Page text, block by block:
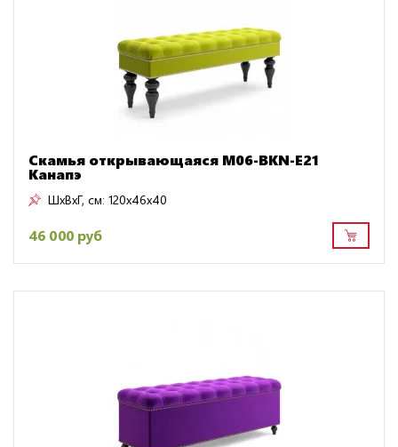
Скамья открывающаяся M06-BKN-E21
Канапэ
ШxВxГ, см: 120x46x40
46 000 руб